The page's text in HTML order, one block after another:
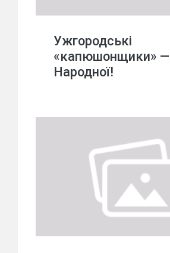
Ужгородські
«капюшонщики» —
Народної!